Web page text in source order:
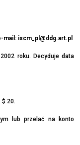
mail: iscm_pl@ddg.art.pl
roku. Decyduje data
$ 20.
lub przelać na konto